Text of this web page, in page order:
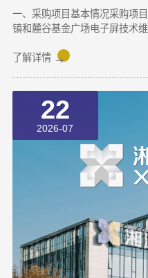
一、采购项目基本情况采购项
镇和麓谷基金广场电子屏技术维护服务 委托代理编号
二、中标（成交）信息成交人
216660.00 元
了解详情
22
2026-07